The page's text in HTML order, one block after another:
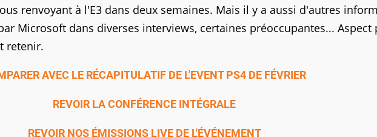
renvoyant à l'E3 dans deux semaines. Mais il y a aussi d'autres
Microsoft dans diverses interviews, certaines préoccupantes... Aspect
retenir.
AVEC LE RÉCAPITULATIF DE L'EVENT PS4 DE FÉVRIER
REVOIR LA CONFÉRENCE INTÉGRALE
REVOIR NOS ÉMISSIONS LIVE DE L'ÉVÉNEMENT